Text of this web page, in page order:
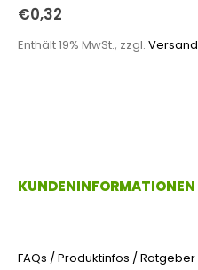
0out of 5
€0,32
Enthält 19% MwSt., zzgl. Versand
KUNDENINFORMATIONEN
FAQs / Produktinfos / Ratgeber